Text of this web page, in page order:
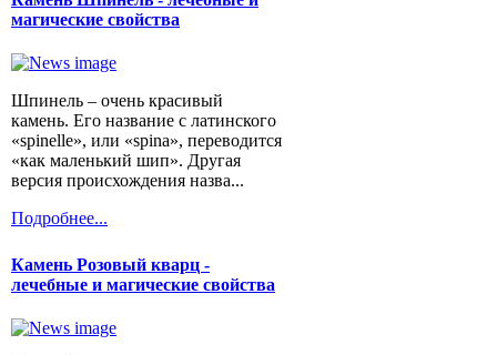
магические свойства
Шпинель – очень красивый
камень. Его название с латинского
«spinelle», или «spina», переводится
«как маленький шип». Другая
версия происхождения назва...
Подробнее...
Камень Розовый кварц -
лечебные и магические свойства